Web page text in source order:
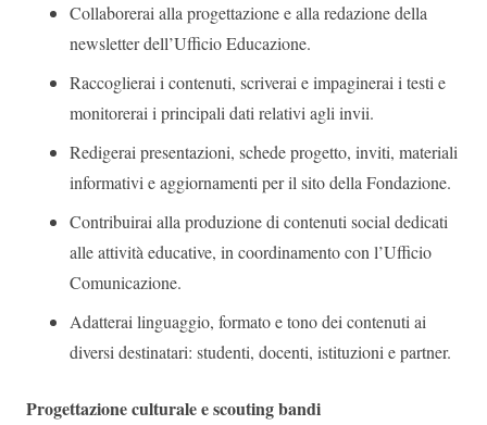
Collaborerai alla progettazione e alla redazione della
newsletter dell’Ufficio Educazione.
Raccoglierai i contenuti, scriverai e impaginerai i testi e
monitorerai i principali dati relativi agli invii.
Redigerai presentazioni, schede progetto, inviti, materiali
informativi e aggiornamenti per il sito della Fondazione.
Contribuirai alla produzione di contenuti social dedicati
alle attività educative, in coordinamento con l’Ufficio
Comunicazione.
Adatterai linguaggio, formato e tono dei contenuti ai
diversi destinatari: studenti, docenti, istituzioni e partner.
Progettazione culturale e scouting bandi